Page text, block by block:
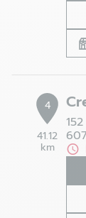
4
41.12
km